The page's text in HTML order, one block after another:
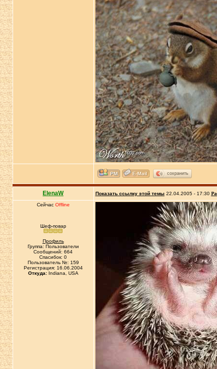
сохранить
ElenaW Показать ссылку этой темы 22.04.2005 - 17:30
Сейчас Offline
Шеф-повар
Профиль
Группа: Пользователи
Сообщений: 664
Спасибок: 0
Пользователь №: 159
Регистрация: 16.06.2004
Откуда:Indiana, USA